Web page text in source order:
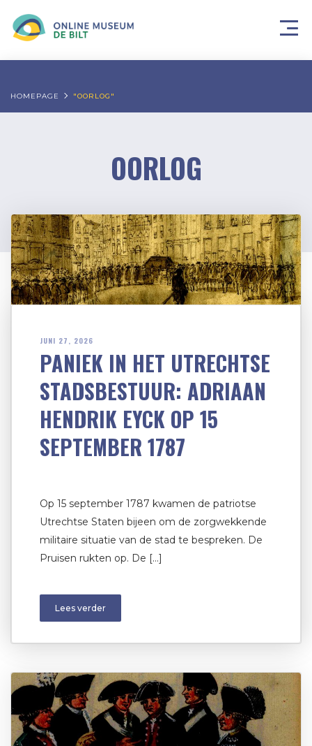
HOMEPAGE "OORLOG"
OORLOG
JUNI 27, 2026
PANIEK IN HET UTRECHTSE
STADSBESTUUR: ADRIAAN
HENDRIK EYCK OP 15
SEPTEMBER 1787
Op 15 september 1787 kwamen de patriotse
Utrechtse Staten bijeen om de zorgwekkende
militaire situatie van de stad te bespreken. De
Pruisen rukten op. De […]
Lees verder